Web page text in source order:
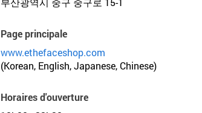
Page principale
www.ethefaceshop.com
(Korean, English, Japanese, Chinese)
Horaires d'ouverture